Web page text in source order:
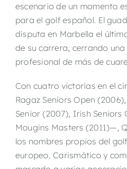
escenario de un momento
para el golf español. El
disputa en Marbella el
de su carrera, cerrando
profesional de más de
Con cuatro victorias en el
Ragaz Seniors Open
Senior (2007), Irish Seniors
Mougins Masters (2011)—,
los nombres propios del
europeo. Carismático y